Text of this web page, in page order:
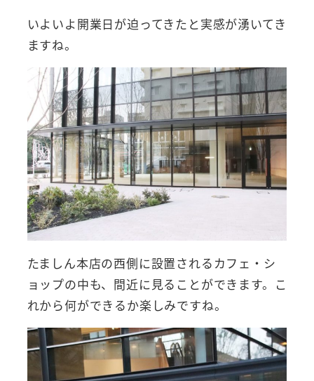
いよいよ開業日が迫ってきたと実感が湧いてき
ますね。
たましん本店の西側に設置されるカフェ・シ
ョップの中も、間近に見ることができます。こ
れから何ができるか楽しみですね。